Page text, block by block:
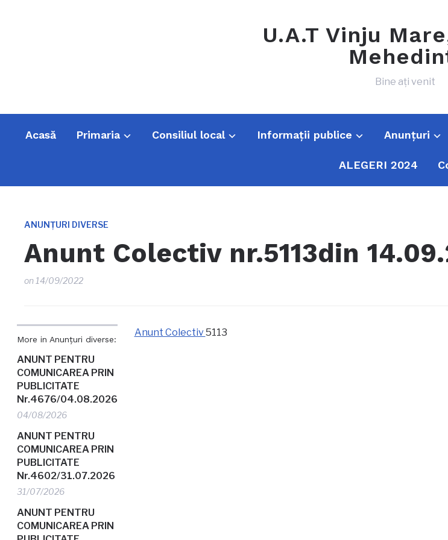
U.A.T Vinju
Bine ați venit
Acasă Primaria Consiliul local Informații publice Anunțuri
ALEGERI 2024
ANUNȚURI DIVERSE
Anunt Colectiv nr.5113din
on 14/09/2022
More in Anunțuri diverse:
ANUNT PENTRU
COMUNICAREA PRIN
PUBLICITATE
Nr.4676/04.08.2026
04/08/2026
ANUNT PENTRU
COMUNICAREA PRIN
PUBLICITATE
Nr.4602/31.07.2026
31/07/2026
ANUNT PENTRU
COMUNICAREA PRIN
Anunt Colectiv5113